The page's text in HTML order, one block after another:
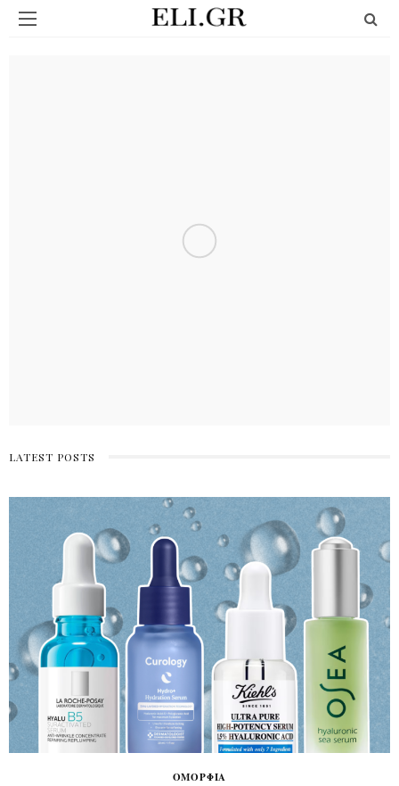
ΟΜΟΡΦΙΆ
Απλά σχέδια για νύχια που δείχνουν
ΣΥΝΤΑΓΈΣ
Υγιεινά γλυκά για όταν θες κάτι γλυκό
χωρίς να το παρακάνεις
LIFESTYLE ΣΥΝΤΑΓΈΣ
LATEST POSTS
ΟΜΟΡΦΙΆ